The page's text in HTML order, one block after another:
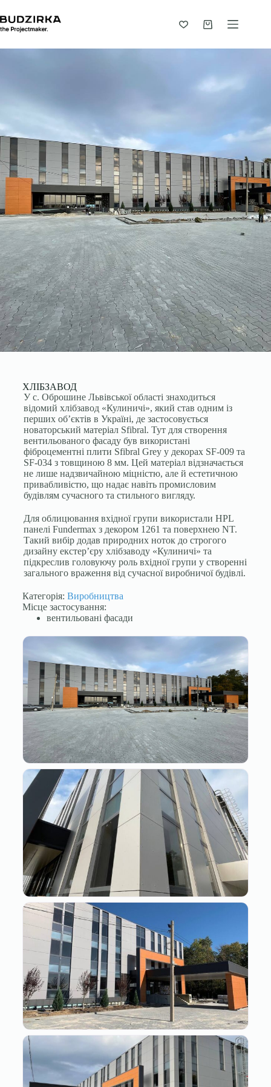
ХЛІБЗАВОД
У с. Оброшине Львівської області знаходиться
відомий хлібзавод «Кулиничі», який став одним із
перших об’єктів в Україні, де застосовується
новаторський матеріал Sfibral. Тут для створення
вентильованого фасаду був використані
фіброцементні плити Sfibral Grey у декорах SF-009 та
SF-034 з товщиною 8 мм. Цей матеріал відзначається
не лише надзвичайною міцністю, але й естетичною
привабливістю, що надає навіть промисловим
будівлям сучасного та стильного вигляду.
Для облицювання вхідної групи використали HPL
панелі Fundermax з декором 1261 та поверхнею NT.
Такий вибір додав природних ноток до строгого
дизайну екстер’єру хлібзаводу «Кулиничі» та
підкреслив головуючу роль вхідної групи у створенні
загального враження від сучасної виробничої будівлі.
Категорія: Виробництва
Місце застосування:
вентильовані фасади